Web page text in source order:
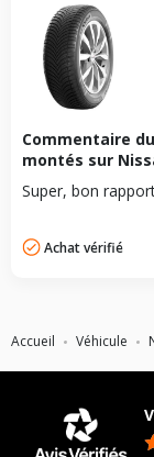
Accueil Véhicule
Commentaire du
montés sur
Super, bon
Achat vérifié